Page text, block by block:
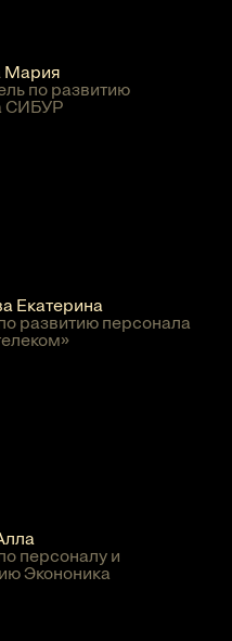
Мария
по развитию
СИБУР
Екатерина
развитию персонала
персоналу и
Экононика